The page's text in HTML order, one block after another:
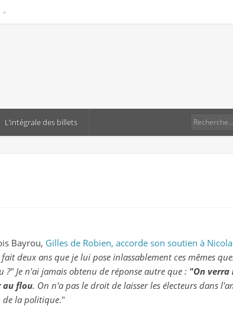
L’intégrale des billets
Bayrou, Gilles de Robien, accorde son soutien à
fait deux ans que je lui pose inlassablement ces mêmes
Je n'ai jamais obtenu de réponse autre que : "On verra
au flou. On n'a pas le droit de laisser les électeurs dans
de la politique."